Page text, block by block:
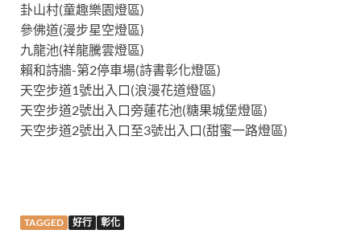
卦山村(童趣樂園燈區)
參佛道(漫步星空燈區)
九龍池(祥龍騰雲燈區)
賴和詩牆-第2停車場(詩書彰化燈區)
天空步道1號出入口(浪漫花道燈區)
天空步道2號出入口旁蓮花池(糖果城堡燈區)
天空步道2號出入口至3號出入口(甜蜜一路燈區)
TAGGED 好行 彰化